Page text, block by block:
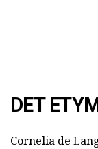
DET
Cornelia de